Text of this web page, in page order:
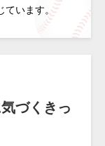
ています。
づくきっ